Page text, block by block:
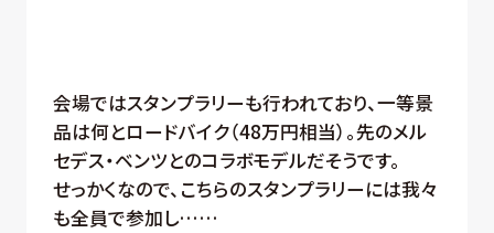
会場ではスタンプラリーも行われており、一等景
品は何とロードバイク（48万円相当）。先のメル
セデス・ベンツとのコラボモデルだそうです。
せっかくなので、こちらのスタンプラリーには我々
も全員で参加し……